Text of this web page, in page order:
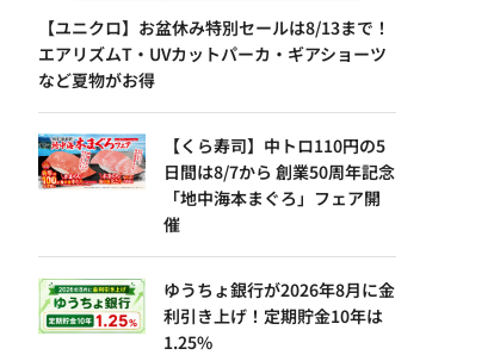
【ユニクロ】お盆休み特別セールは8/13まで！
エアリズムT・UVカットパーカ・ギアショーツ
など夏物がお得
【くら寿司】中トロ110円の5
日間は8/7から 創業50周年記念
「地中海本まぐろ」フェア開
催
ゆうちょ銀行が2026年8月に金
利引き上げ！定期貯金10年は
1.25%